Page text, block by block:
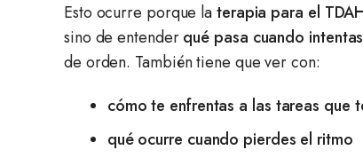
Esto ocurre porque laterapia para el
sino de entenderqué pasa cuando
de orden. También tiene que ver con:
cómo te enfrentas a las tareas que
qué ocurre cuando pierdes el ritmo